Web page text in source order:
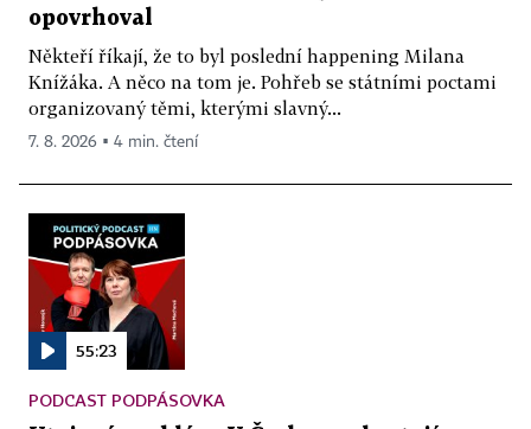
opovrhoval
Někteří říkají, že to byl poslední happening Milana
Knížáka. A něco na tom je. Pohřeb se státními poctami
organizovaný těmi, kterými slavný...
7. 8. 2026 ▪ 4 min. čtení
55:23
PODCAST PODPÁSOVKA